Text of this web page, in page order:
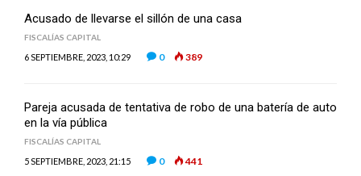
Acusado de llevarse el sillón de una casa
FISCALÍAS CAPITAL
6 SEPTIEMBRE, 2023, 10:29 0 389
Pareja acusada de tentativa de robo de una batería de auto
en la vía pública
FISCALÍAS CAPITAL
5 SEPTIEMBRE, 2023, 21:15 0 441